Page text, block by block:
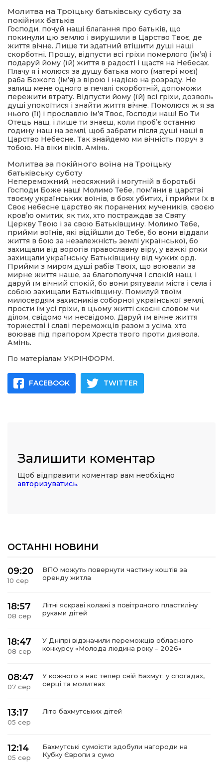
Молитва на Троїцьку батьківську суботу за
покійних батьків
Господи, почуй наші благання про батьків, що
покинули цю землю і вирушили в Царство Твоє, де
життя вічне. Лише ти здатний втішити душі наші
скорботні. Прошу, відпусти всі гріхи померлого (ім’я) і
подаруй йому (їй) життя в радості і щастя на Небесах.
Плачу я і молюся за душу батька мого (матері моєї)
раба Божого (ім’я) з вірою і надією на розраду. Не
залиш мене одного в печалі скорботній, допоможи
пережити втрату. Відпусти йому (їй) всі гріхи, дозволь
душі упокоїтися і знайти життя вічне. Помолюся ж я за
нього (її) і прославлю ім’я Твоє, Господи наш! Бо Ти
Отець наш, і лише ти знаєш, коли проб’є останню
годину наш на землі, щоб забрати після душі наші в
Царство Небесне. Так знайдемо ми вічність поруч з
тобою. На віки віків. Амінь.
Молитва за покійного воїна на Троїцьку
батьківську суботу
Непереможний, неосяжний і могутній в боротьбі
Господи Боже наш! Молимо Тебе, пом’яни в царстві
твоєму українських воїнів, в боях убитих, і прийми їх в
Своє небесне царство як поранених мучеників, своєю
кров’ю омитих, як тих, хто постраждав за Святу
Церкву Твою і за свою Батьківщину. Молимо Тебе,
прийми воїнів, які відійшли до Тебе, бо вони віддали
життя в бою за незалежність землі української, бо
захищали від ворогів православну віру, у важкі роки
захищали українську Батьківщину від чужих орд.
Прийми з миром душі рабів Твоїх, що воювали за
мирне життя наше, за благополуччя і спокій наш, і
даруй їм вічний спокій, бо вони рятували міста і села і
собою захищали Батьківщину. Помилуй твоїм
милосердям захисників соборної української землі,
прости їм усі гріхи, в цьому житті скоєні словом чи
ділом, свідомо чи несвідомо. Даруй їм вічне життя
торжестві і славі переможців разом з усіма, хто
воював під прапором Хреста твого проти диявола.
Амінь.
По матеріалам УКРІНФОРМ.
FACEBOOK TWITTER
Залишити коментар
Щоб відправити коментар вам необхідно
авторизуватись.
ОСТАННІ НОВИНИ
09:20
10 сер
ВПО можуть повернути частину коштів за
оренду житла
18:57
08 сер
Літні яскраві колажі з повітряного пластиліну
руками дітей
18:47
08 сер
У Дніпрі відзначили переможців обласного
конкурсу «Молода людина року – 2026»
08:47
07 сер
У кожного з нас тепер свій Бахмут: у спогадах,
серці та молитвах
13:17
05 сер
Літо бахмутських дітей
12:14
05 сер
Бахмутські сумоїсти здобули нагороди на
Кубку Європи з сумо